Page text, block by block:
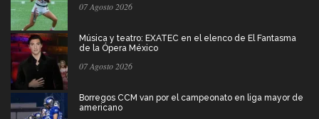
07 Agosto 2026
Música y teatro: EXATEC en el elenco de El Fantasma
de la Ópera México
07 Agosto 2026
Borregos CCM van por el campeonato en liga mayor de
americano